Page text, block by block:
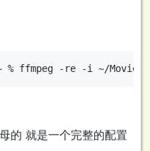
的 就是一个完整的配置